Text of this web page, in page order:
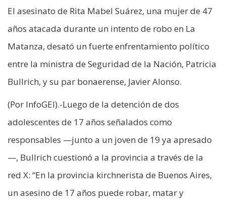
El asesinato de Rita Mabel Suárez, una mujer de 47
años atacada durante un intento de robo en La
Matanza, desató un fuerte enfrentamiento político
entre la ministra de Seguridad de la Nación, Patricia
Bullrich, y su par bonaerense, Javier Alonso.
(Por InfoGEI).-Luego de la detención de dos
adolescentes de 17 años señalados como
responsables —junto a un joven de 19 ya apresado
—, Bullrich cuestionó a la provincia a través de la
red X: “En la provincia kirchnerista de Buenos Aires,
un asesino de 17 años puede robar, matar y